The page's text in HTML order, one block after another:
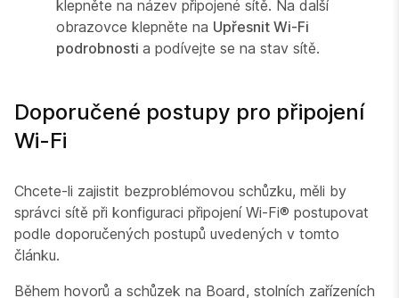
klepněte na název připojené sítě. Na další
obrazovce klepněte na Upřesnit Wi-Fi
podrobnosti a podívejte se na stav sítě.
Doporučené postupy pro připojení
Wi-Fi
Chcete-li zajistit bezproblémovou schůzku, měli by
správci sítě při konfiguraci připojení Wi-Fi® postupovat
podle doporučených postupů uvedených v tomto
článku.
Během hovorů a schůzek na Board, stolních zařízeních